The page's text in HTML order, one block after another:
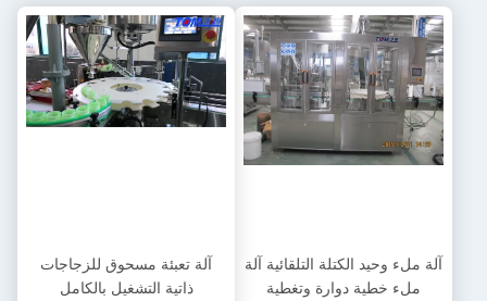
آلة ملء وحيد الكتلة التلقائية آلة
ملء خطية دوارة وتغطية
آلة تعبئة مسحوق للزجاجات
ذاتية التشغيل بالكامل